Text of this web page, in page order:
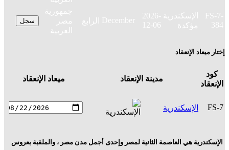
FS-7-
384
الإسكندرية
مؤكدة
2026-
12-06
December الرابع
جمهورية
مصر
العربية
سجل
إختار ميعاد الإنعقاد
كود
الإنعقاد
مدينة الإنعقاد ميعاد الإنعقاد
FS-7 الإسكندرية
الإسكندرية هي العاصمة الثانية لمصر وإحدى أجمل مدن مصر ، والملقبة بعروس